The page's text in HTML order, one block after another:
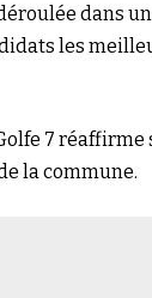
dans
les
7 réaffirme
la commune.